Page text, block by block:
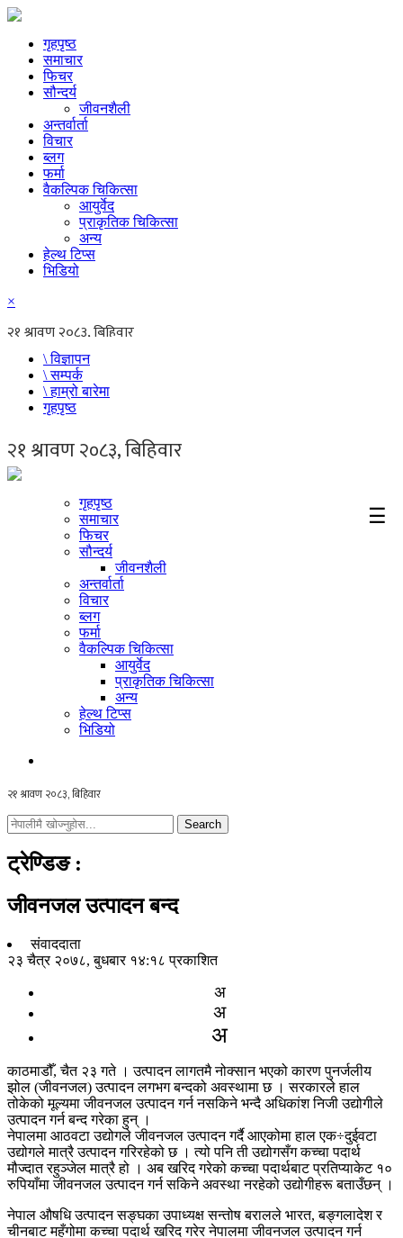
गृहपृष्ठ
समाचार
फिचर
सौन्दर्य
जीवनशैली
अन्तर्वार्ता
विचार
ब्लग
फर्मा
वैकल्पिक चिकित्सा
आयुर्वेद
प्राकृतिक चिकित्सा
अन्य
हेल्थ टिप्स
भिडियो
×
\ विज्ञापन
\ सम्पर्क
\ हाम्रो बारेमा
गृहपृष्ठ
☰
गृहपृष्ठ
समाचार
फिचर
सौन्दर्य
जीवनशैली
अन्तर्वार्ता
विचार
ब्लग
फर्मा
वैकल्पिक चिकित्सा
आयुर्वेद
प्राकृतिक चिकित्सा
अन्य
हेल्थ टिप्स
भिडियो
Search
ट्रेण्डिङ :
जीवनजल उत्पादन बन्द
संवाददाता
२३ चैत्र २०७८, बुधबार १४:१८ प्रकाशित
अ
अ
अ
काठमाडौँ, चैत २३ गते । उत्पादन लागतमै नोक्सान भएको कारण पुनर्जलीय
झोल (जीवनजल) उत्पादन लगभग बन्दको अवस्थामा छ । सरकारले हाल
तोकेको मूल्यमा जीवनजल उत्पादन गर्न नसकिने भन्दै अधिकांश निजी उद्योगीले
उत्पादन गर्न बन्द गरेका हुन् ।
नेपालमा आठवटा उद्योगले जीवनजल उत्पादन गर्दै आएकोमा हाल एक÷दुईवटा
उद्योगले मात्रै उत्पादन गरिरहेको छ । त्यो पनि ती उद्योगसँग कच्चा पदार्थ
मौज्दात रहुञ्जेल मात्रै हो । अब खरिद गरेको कच्चा पदार्थबाट प्रतिप्याकेट १०
रुपियाँमा जीवनजल उत्पादन गर्न सकिने अवस्था नरहेको उद्योगीहरू बताउँछन् ।
नेपाल औषधि उत्पादन सङ्घका उपाध्यक्ष सन्तोष बरालले भारत, बङ्गलादेश र
चीनबाट महँगोमा कच्चा पदार्थ खरिद गरेर नेपालमा जीवनजल उत्पादन गर्न